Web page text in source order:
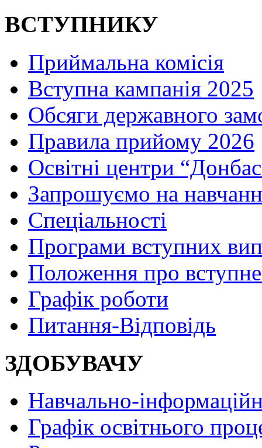
ВСТУПНИКУ
Приймальна комісія
Вступна кампанія 2025
Обсяги державного
Правила прийому 2026
Освітні центри
Запрошуємо на
Спеціальності
Програми вступних
Положення про
Графік роботи
Питання-Відповідь
ЗДОБУВАЧУ
Навчально-
Графік освітнього